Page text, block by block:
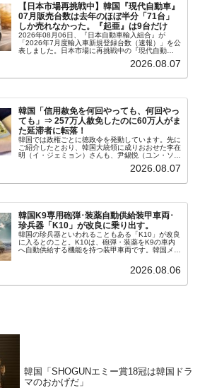
【日本市場再挑戦中】韓国『現代自動車』
07月販売台数は去年のほぼ半分「71台」
しか売れなかった。『起亜』は9台だけ
2026年08月06日、『日本自動車輸入組合』が
「2026年7月度輸入車新規登録台数（速報）」を公
表しました。日本市場に再挑戦中の『現代自動
台数はこの中に捉えられているはずです。先月から
2026.08.07
韓国「信用赦免を何回やっても、何回やっ
ても」⇒ 257万人赦免したのに60万人がま
た延滞者に転落！
韓国では政権ごとに徳政令を発動しています。先に
ご紹介したとおり、韓国大統領に成りおおせた李在
明（イ・ジェミョン）さんも、尹錫悦（ユン・ソギ
バンクにして不良債権の買い取りを行い、分割償還
2026.08.07
韓国K9専用砲弾･装薬自動供給装甲車両･
珍兵器「K10」が改良に乗り出す。
韓国の珍兵器といわれることもある「K10」が改良
に入るとのこと。K10は、砲弾・装薬をK9の車内
へ自動供給する機能を持つ装甲車両です。韓国メデ
から以下に一部を引きます。2005年に初めて...
2026.08.06
韓国「SHOGUNエミー賞18冠は韓国ドラ
マのおかげだ」